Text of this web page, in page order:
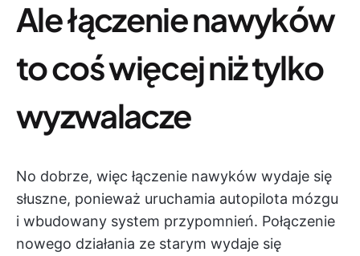
Ale łączenie nawyków
to coś więcej niż tylko
wyzwalacze
No dobrze, więc łączenie nawyków wydaje się
słuszne, ponieważ uruchamia autopilota mózgu
i wbudowany system przypomnień. Połączenie
nowego działania ze starym wydaje się